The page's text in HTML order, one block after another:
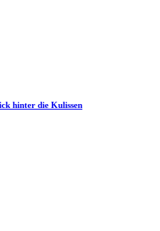
hinter die Kulissen